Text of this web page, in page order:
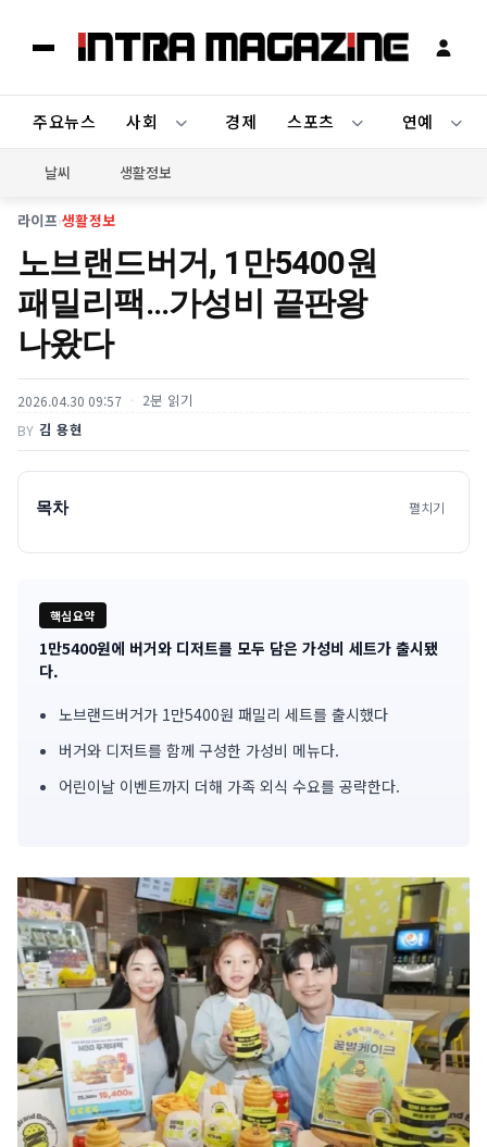
주요뉴스 사회 경제 스포츠 연예
날씨 생활정보
라이프›생활정보
노브랜드버거, 1만5400원
패밀리팩…가성비 끝판왕
나왔다
2026.04.30 09:57 2분 읽기
BY 김 용현
목차 펼치기
핵심요약
기
심
1만5400원에 버거와 디저트를 모두 담은 가성비 세트가 출시됐
다.
노브랜드버거가 1만5400원 패밀리 세트를 출시했다
버거와 디저트를 함께 구성한 가성비 메뉴다.
어린이날 이벤트까지 더해 가족 외식 수요를 공략한다.